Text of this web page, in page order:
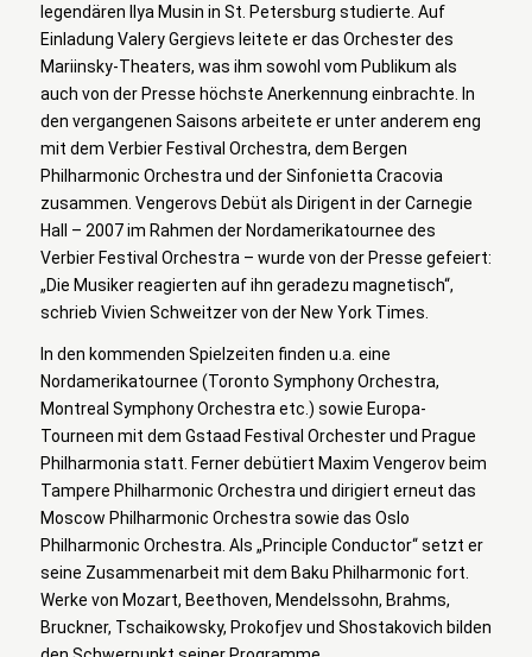
legendären Ilya Musin in St. Petersburg studierte. Auf
Einladung Valery Gergievs leitete er das Orchester des
Mariinsky-Theaters, was ihm sowohl vom Publikum als
auch von der Presse höchste Anerkennung einbrachte. In
den vergangenen Saisons arbeitete er unter anderem eng
mit dem Verbier Festival Orchestra, dem Bergen
Philharmonic Orchestra und der Sinfonietta Cracovia
zusammen. Vengerovs Debüt als Dirigent in der Carnegie
Hall – 2007 im Rahmen der Nordamerikatournee des
Verbier Festival Orchestra – wurde von der Presse gefeiert:
„Die Musiker reagierten auf ihn geradezu magnetisch“,
schrieb Vivien Schweitzer von der New York Times.
In den kommenden Spielzeiten finden u.a. eine
Nordamerikatournee (Toronto Symphony Orchestra,
Montreal Symphony Orchestra etc.) sowie Europa-
Tourneen mit dem Gstaad Festival Orchester und Prague
Philharmonia statt. Ferner debütiert Maxim Vengerov beim
Tampere Philharmonic Orchestra und dirigiert erneut das
Moscow Philharmonic Orchestra sowie das Oslo
Philharmonic Orchestra. Als „Principle Conductor“ setzt er
seine Zusammenarbeit mit dem Baku Philharmonic fort.
Werke von Mozart, Beethoven, Mendelssohn, Brahms,
Bruckner, Tschaikowsky, Prokofjev und Shostakovich bilden